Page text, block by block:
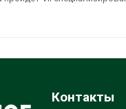
Контакты